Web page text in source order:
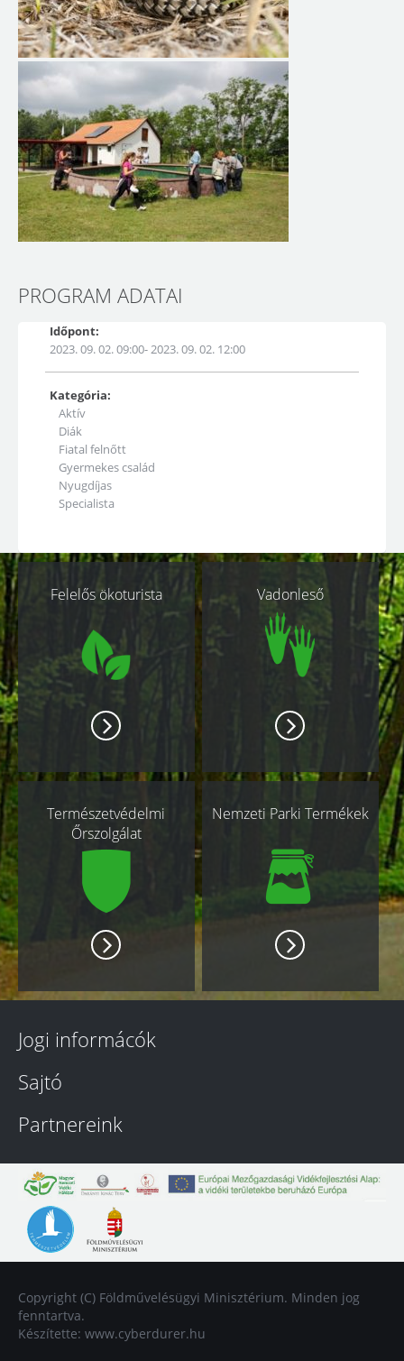
PROGRAM ADATAI
Időpont:
2023. 09. 02. 09:00- 2023. 09. 02. 12:00
Kategória:
Aktív
Diák
Fiatal felnőtt
Gyermekes család
Nyugdíjas
Specialista
Kapcsolódó
oldalakFelelős ökoturista Vadonleső
Természetvédelmi
Őrszolgálat
Nemzeti Parki Termékek
Jogi informácók
Sajtó
Partnereink
Copyright (C) Földművelésügyi Minisztérium. Minden jog
fenntartva.
Készítette: www.cyberdurer.hu